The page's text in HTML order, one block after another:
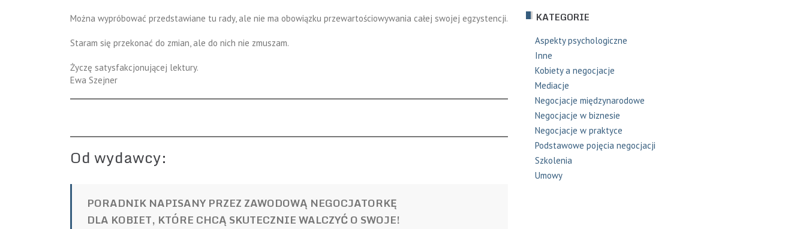
Można wypróbować przedstawiane tu rady, ale nie ma obowiązku przewartościowywania całej swojej egzystencji.
Staram się przekonać do zmian, ale do nich nie zmuszam.
Życzę satysfakcjonującej lektury.
Ewa Szejner
Od wydawcy:
PORADNIK NAPISANY PRZEZ ZAWODOWĄ NEGOCJATORKĘ
DLA KOBIET, KTÓRE CHCĄ SKUTECZNIE WALCZYĆ O SWOJE!
KATEGORIE
Aspekty psychologiczne
Inne
Kobiety a negocjacje
Mediacje
Negocjacje międzynarodowe
Negocjacje w biznesie
Negocjacje w praktyce
Podstawowe pojęcia negocjacji
Szkolenia
Umowy